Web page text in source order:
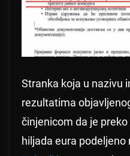
Stranka koja u nazivu
rezultatima
činjenicom da je
hiljada eura podeljeno